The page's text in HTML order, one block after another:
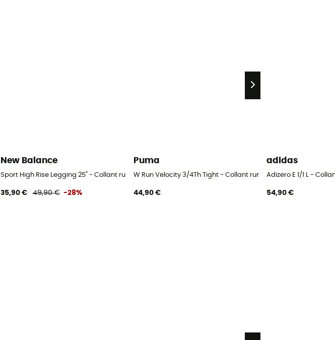
New Balance
Sport High Rise Legging 25" - Collant running femme
35,90 € 49,90 € -28%
Puma
W Run Velocity 3/4Th Tight - Collant running femme
44,90 €
adidas
Adizero E 1/1 L -
54,90 €